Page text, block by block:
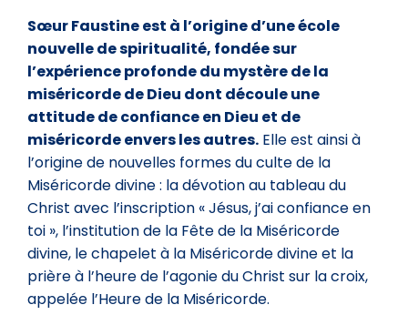
Sœur Faustine est à l’origine d’une école
nouvelle de spiritualité, fondée sur
l’expérience profonde du mystère de la
miséricorde de Dieu dont découle une
attitude de confiance en Dieu et de
miséricorde envers les autres. Elle est ainsi à
l’origine de nouvelles formes du culte de la
Miséricorde divine : la dévotion au tableau du
Christ avec l’inscription « Jésus, j’ai confiance en
toi », l’institution de la Fête de la Miséricorde
divine, le chapelet à la Miséricorde divine et la
prière à l’heure de l’agonie du Christ sur la croix,
appelée l’Heure de la Miséricorde.